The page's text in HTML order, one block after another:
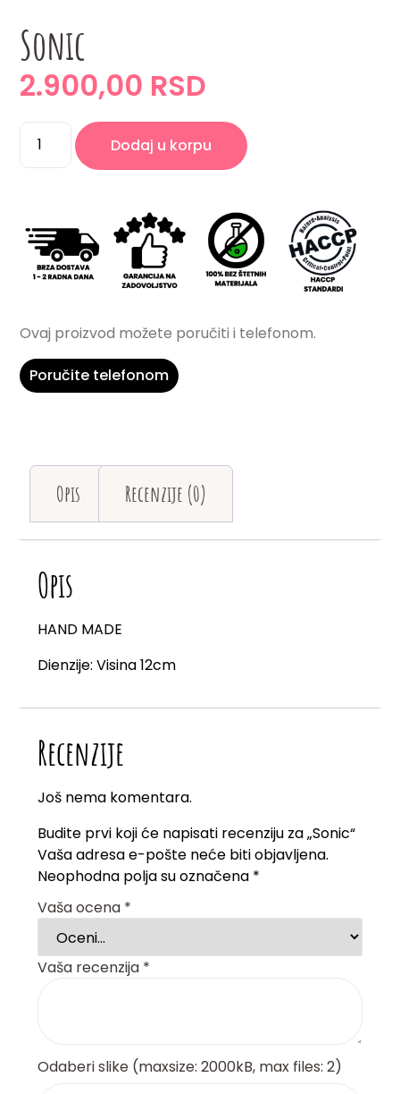
Sonic
2.900,00 RSD
Dodaj u korpu
Ovaj proizvod možete poručiti i telefonom.
Poručite telefonom
Opis Recenzije (0)
Opis
HAND MADE
Dienzije: Visina 12cm
Recenzije
Još nema komentara.
Budite prvi koji će napisati recenziju za „Sonic“
Vaša adresa e-pošte neće biti objavljena.
Neophodna polja su označena *
Vaša ocena *
Vaša recenzija *
Odaberi slike (maxsize: 2000kB, max files: 2)